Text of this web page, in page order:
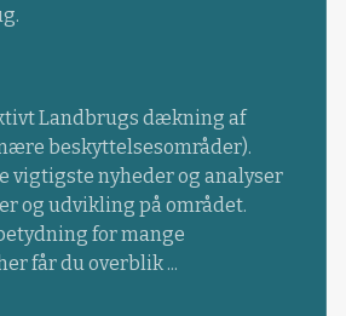
Landbrugs dækning af
beskyttelsesområder).
vigtigste nyheder og analyser
og udvikling på området.
for mange
får du overblik ...